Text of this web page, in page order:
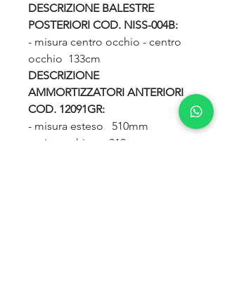
DESCRIZIONE BALESTRE
POSTERIORI COD. NISS-004B:
- misura centro occhio - centro
occhio 133cm
DESCRIZIONE
AMMORTIZZATORI ANTERIORI
COD. 12091GR:
- misura esteso 510mm
- misura chiuso 310mm